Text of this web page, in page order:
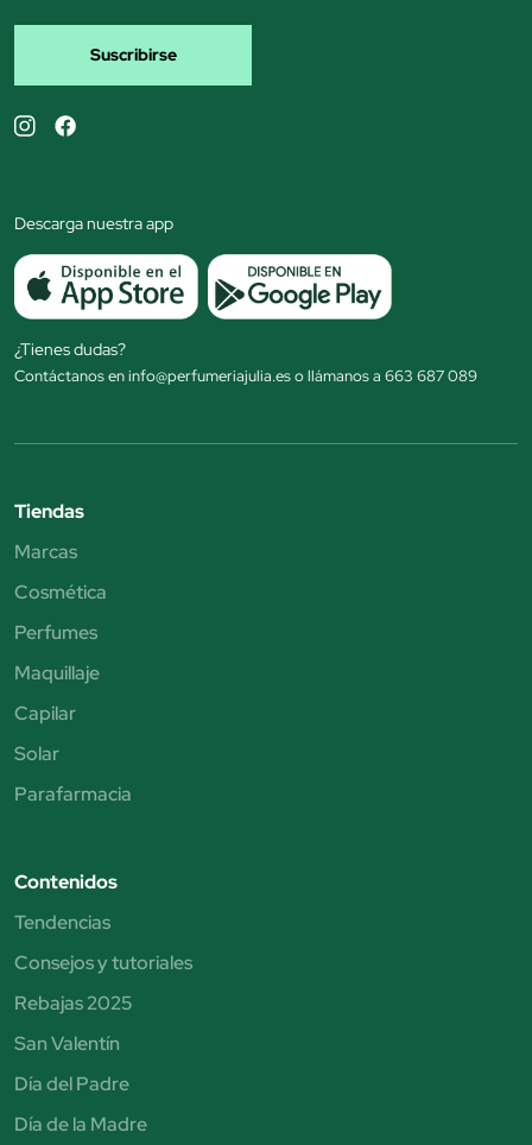
Suscribirse
Descarga nuestra app
¿Tienes dudas?
Contáctanos en info@perfumeriajulia.es o llámanos a 663 687 089
Tiendas
Marcas
Cosmética
Perfumes
Maquillaje
Capilar
Solar
Parafarmacia
Contenidos
Tendencias
Consejos y tutoriales
Rebajas 2025
San Valentín
Día del Padre
Día de la Madre